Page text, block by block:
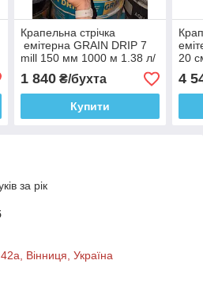
Крапельна стрічка
емітерна GRAIN DRIP 7
mill 150 мм 1000 м 1.38 л/
ч
1 840₴/бухта
Купити
20
4
за рік
Вінниця, Україна